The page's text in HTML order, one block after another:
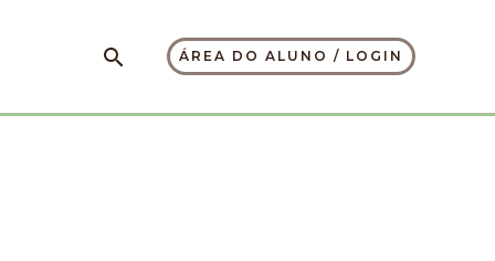
PesquisarÁREA DO ALUNO / LOGIN